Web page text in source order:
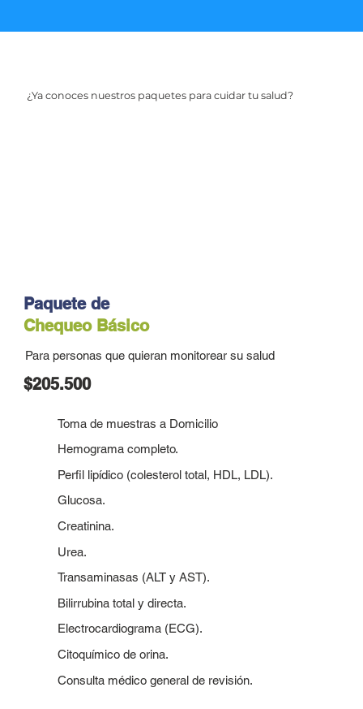
¿Ya conoces nuestros paquetes para cuidar tu salud?
Paquete de
Chequeo Básico
Para personas que quieran monitorear su salud
$205.500
Toma de muestras a Domicilio
Hemograma completo.
Perfil lipídico (colesterol total, HDL, LDL).
Glucosa.
Creatinina.
Urea.
Transaminasas (ALT y AST).
Bilirrubina total y directa.
Electrocardiograma (ECG).
Citoquímico de orina.
Consulta médico general de revisión.